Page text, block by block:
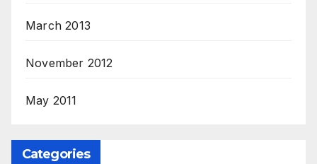
March 2013
November 2012
May 2011
Categories